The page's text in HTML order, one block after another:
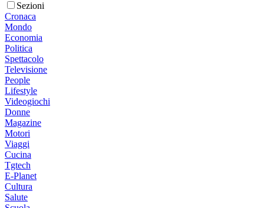
Sezioni
Cronaca
Mondo
Economia
Politica
Spettacolo
Televisione
People
Lifestyle
Videogiochi
Donne
Magazine
Motori
Viaggi
Cucina
Tgtech
E-Planet
Cultura
Salute